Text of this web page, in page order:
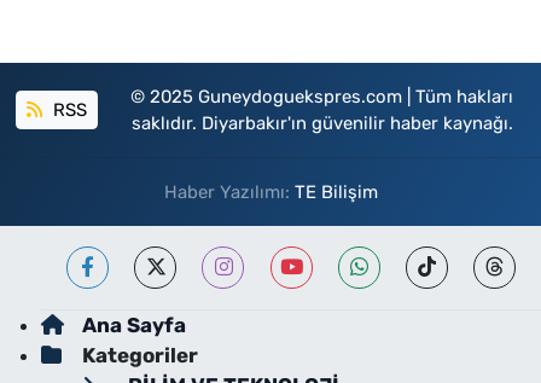
RSS
© 2025 Guneydoguekspres.com | Tüm hakları
saklıdır. Diyarbakır'ın güvenilir haber kaynağı.
Haber Yazılımı: TE Bilişim
Ana Sayfa
Kategoriler